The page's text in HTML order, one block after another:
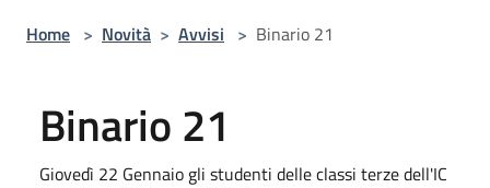
Home > Novità > Avvisi > Binario 21
Binario 21
Giovedì 22 Gennaio gli studenti delle classi terze dell'IC